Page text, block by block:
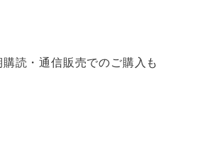
読・通信販売でのご購入も